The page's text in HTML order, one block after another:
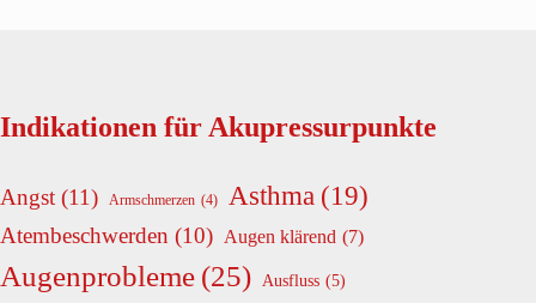
Indikationen für Akupressurpunkte
Angst (11) Armschmerzen (4) Asthma (19)
Atembeschwerden (10) Augen klärend (7)
Augenprobleme (25) Ausfluss (5)